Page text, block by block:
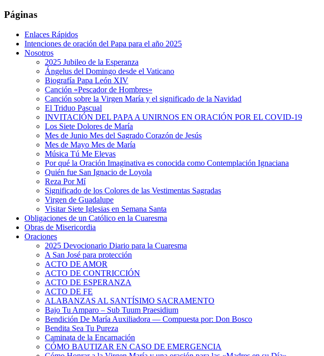
Páginas
Enlaces Rápidos
Intenciones de oración del Papa para el año 2025
Nosotros
2025 Jubileo de la Esperanza
Ángelus del Domingo desde el Vaticano
Biografía Papa León XIV
Canción «Pescador de Hombres»
Canción sobre la Virgen María y el significado de la Navidad
El Triduo Pascual
INVITACIÓN DEL PAPA A UNIRNOS EN ORACIÓN POR EL COVID-19
Los Siete Dolores de María
Mes de Junio Mes del Sagrado Corazón de Jesús
Mes de Mayo Mes de María
Música Tú Me Elevas
Por qué la Oración Imaginativa es conocida como Contemplación Ignaciana
Quién fue San Ignacio de Loyola
Reza Por Mí
Significado de los Colores de las Vestimentas Sagradas
Virgen de Guadalupe
Visitar Siete Iglesias en Semana Santa
Obligaciones de un Católico en la Cuaresma
Obras de Misericordia
Oraciones
2025 Devocionario Diario para la Cuaresma
A San José para protección
ACTO DE AMOR
ACTO DE CONTRICCIÓN
ACTO DE ESPERANZA
ACTO DE FE
ALABANZAS AL SANTÍSIMO SACRAMENTO
Bajo Tu Amparo – Sub Tuum Praesidium
Bendición De María Auxiliadora — Compuesta por: Don Bosco
Bendita Sea Tu Pureza
Caminata de la Encarnación
CÓMO BAUTIZAR EN CASO DE EMERGENCIA